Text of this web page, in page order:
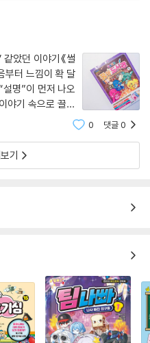
았던 이야기《썰
부터 느낌이 확 달
명”이 먼저 나오
야기 속으로 끌고
자마자 “이거 그냥
했는데, 딱 그 느
0 댓글0
기